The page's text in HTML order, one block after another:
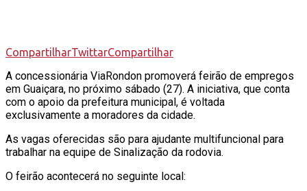
CompartilharTwittarCompartilhar
A concessionária ViaRondon promoverá feirão de empregos
em Guaiçara, no próximo sábado (27). A iniciativa, que conta
com o apoio da prefeitura municipal, é voltada
exclusivamente a moradores da cidade.
As vagas oferecidas são para ajudante multifuncional para
trabalhar na equipe de Sinalização da rodovia.
O feirão acontecerá no seguinte local: